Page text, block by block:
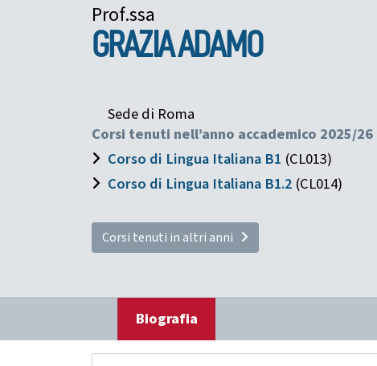
Prof.ssa
GRAZIAADAMO
Sede di Roma
Corsi tenuti nell’anno accademico 2025/26
Corso di Lingua Italiana B1 (CL013)
Corso di Lingua Italiana B1.2 (CL014)
Corsi tenuti in altri anni
Biografia